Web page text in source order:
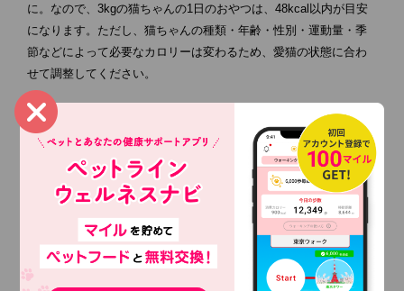
に。なので、3kgの猫ちゃんの1日のおやつは、48kcal以内が目安
になります。ただし、猫ちゃんの種類・年齢・性別・運動量・季
節などによって必要なカロリーは変わるため、愛猫の状態に合わ
せて調整してください。
▼年齢に応じた適切な食事量と回数について詳しくはこちら
（内部リンク： フードの切り替えと年齢に応じた適切な食事量と
）
おやつをあげる時の注意点
おやつの量や頻度を守ること以外に、「人間の食べ物をあげない